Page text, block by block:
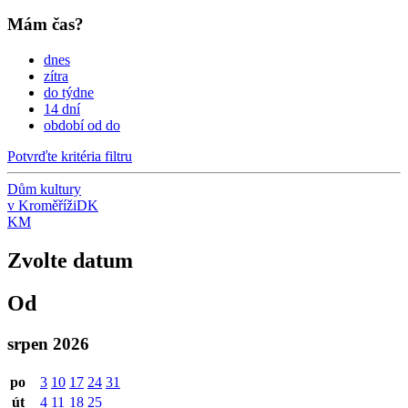
Mám čas?
dnes
zítra
do týdne
14 dní
období od do
Potvrďte kritéria filtru
Dům kultury
v KroměřížiDK
KM
Zvolte datum
Od
srpen 2026
po 3 10 17 24 31
út
4 11 18 25